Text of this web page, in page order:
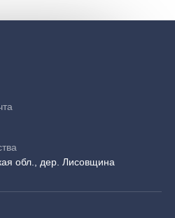
обл., дер. Лисовщина